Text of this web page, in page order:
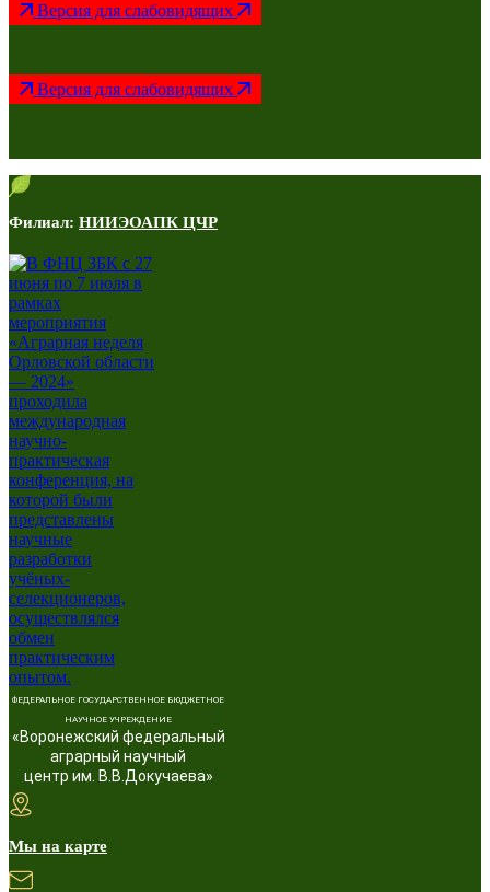
Версия для слабовидящих
Версия для слабовидящих
Филиал: НИИЭОАПК ЦЧР
ФЕДЕРАЛЬНОЕ ГОСУДАРСТВЕННОЕ БЮДЖЕТНОЕ
НАУЧНОЕ УЧРЕЖДЕНИЕ
«Воронежский федеральный
аграрный научный
центр им. В.В.Докучаева»
Мы на карте